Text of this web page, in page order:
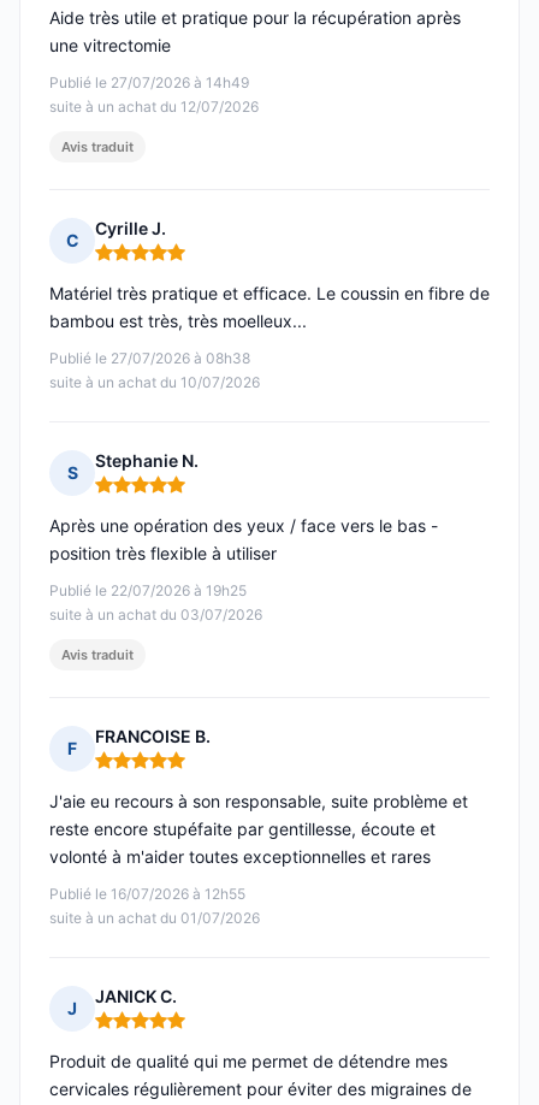
Publié le 27/07/2026 à 14h49
suite à un achat du 12/07/2026
Aide très utile et pratique pour la récupération après
une vitrectomie
Avis traduit
C
Cyrille J.
Note : 5 sur 5
Publié le 27/07/2026 à 08h38
suite à un achat du 10/07/2026
Matériel très pratique et efficace. Le coussin en fibre de
bambou est très, très moelleux...
S
Stephanie N.
Note : 5 sur 5
Publié le 22/07/2026 à 19h25
suite à un achat du 03/07/2026
Après une opération des yeux / face vers le bas -
position très flexible à utiliser
Avis traduit
F
FRANCOISE B.
Note : 5 sur 5
Publié le 16/07/2026 à 12h55
suite à un achat du 01/07/2026
J'aie eu recours à son responsable, suite problème et
reste encore stupéfaite par gentillesse, écoute et
volonté à m'aider toutes exceptionnelles et rares
J
JANICK C.
Note : 5 sur 5
Produit de qualité qui me permet de détendre mes
cervicales régulièrement pour éviter des migraines de